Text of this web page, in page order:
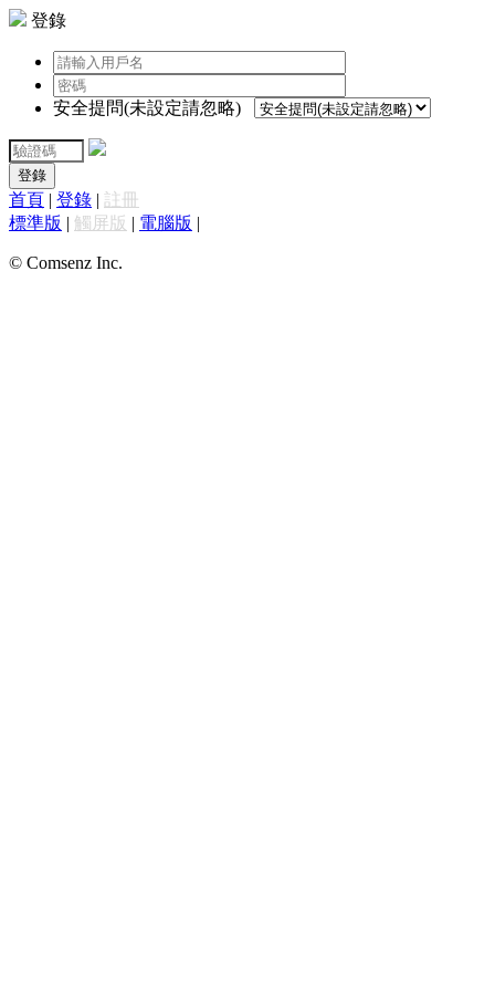
登錄
安全提問(未設定請忽略)
登錄
首頁 | 登錄 | 註冊
標準版 | 觸屏版 | 電腦版 |
© Comsenz Inc.